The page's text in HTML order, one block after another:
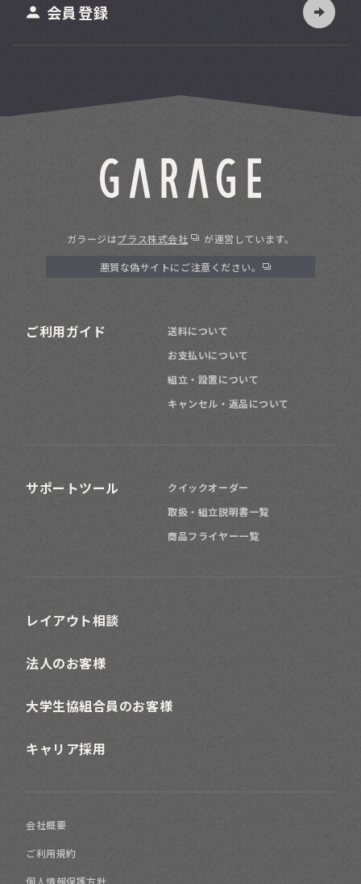
会員登録
ガラージはプラス株式会社 が運営しています。
悪質な偽サイトにご注意ください。
ご利用ガイド
送料について
お支払いについて
組立・設置について
キャンセル・返品について
サポートツール
クイックオーダー
取扱・組立説明書一覧
商品フライヤー一覧
レイアウト相談
法人のお客様
大学生協組合員のお客様
キャリア採用
会社概要
ご利用規約
個人情報保護方針